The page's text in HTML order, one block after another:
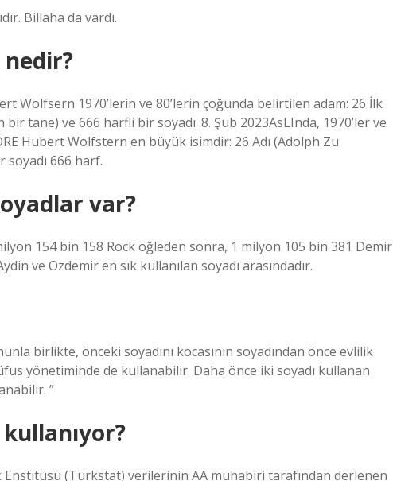
Billaha da vardı.
nedir?
Wolfsern 1970’lerin ve 80’lerin çoğunda belirtilen adam: 26 İlk
tane) ve 666 harfli bir soyadı .8. Şub 2023AsLInda, 1970’ler ve
Hubert Wolfstern en büyük isimdir: 26 Adı (Adolph Zu
666 harf.
var?
154 bin 158 Rock öğleden sonra, 1 milyon 105 bin 381 Demir
ve Ozdemir en sık kullanılan soyadı arasındadır.
birlikte, önceki soyadını kocasının soyadından önce evlilik
yönetiminde de kullanabilir. Daha önce iki soyadı kullanan
”
Enstitüsü (Türkstat) verilerinin AA muhabiri tarafından derlenen